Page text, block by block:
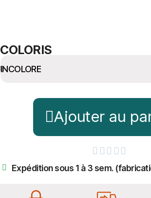
COLORIS
Ajouter au
    
Expédition sous 1 à 3 sem.